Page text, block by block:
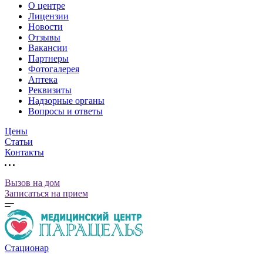
О центре
Лицензии
Новости
Отзывы
Вакансии
Партнеры
Фотогалерея
Аптека
Реквизиты
Надзорные органы
Вопросы и ответы
Цены
Статьи
Контакты
Вызов на дом
Записаться на прием
Стационар